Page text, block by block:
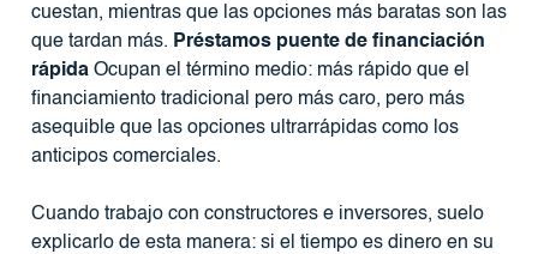
cuestan, mientras que las opciones más baratas son las
que tardan más. Préstamos puente de financiación
rápidaOcupan el término medio: más rápido que el
financiamiento tradicional pero más caro, pero más
asequible que las opciones ultrarrápidas como los
anticipos comerciales.
Cuando trabajo con constructores e inversores, suelo
explicarlo de esta manera: si el tiempo es dinero en su